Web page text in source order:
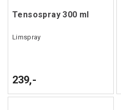
Tensospray 300 ml
Limspray
239,-